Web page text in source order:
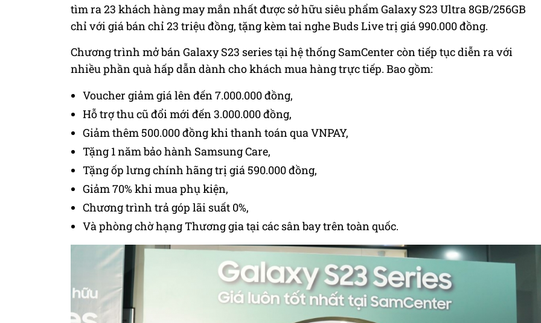
tìm ra 23 khách hàng may mắn nhất được sở hữu siêu phẩm Galaxy S23 Ultra 8GB/256GB
chỉ với giá bán chỉ 23 triệu đồng, tặng kèm tai nghe Buds Live trị giá 990.000 đồng.
Chương trình mở bán Galaxy S23 series tại hệ thống SamCenter còn tiếp tục diễn ra với
nhiều phần quà hấp dẫn dành cho khách mua hàng trực tiếp. Bao gồm:
Voucher giảm giá lên đến 7.000.000 đồng,
Hỗ trợ thu cũ đổi mới đến 3.000.000 đồng,
Giảm thêm 500.000 đồng khi thanh toán qua VNPAY,
Tặng 1 năm bảo hành Samsung Care,
Tặng ốp lưng chính hãng trị giá 590.000 đồng,
Giảm 70% khi mua phụ kiện,
Chương trình trả góp lãi suất 0%,
Và phòng chờ hạng Thương gia tại các sân bay trên toàn quốc.